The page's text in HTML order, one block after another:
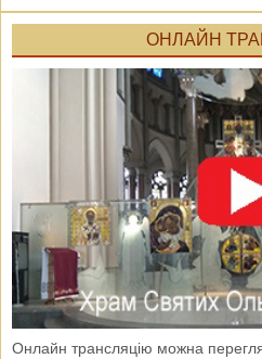
ОНЛАЙН
Онлайн трансляцію можна